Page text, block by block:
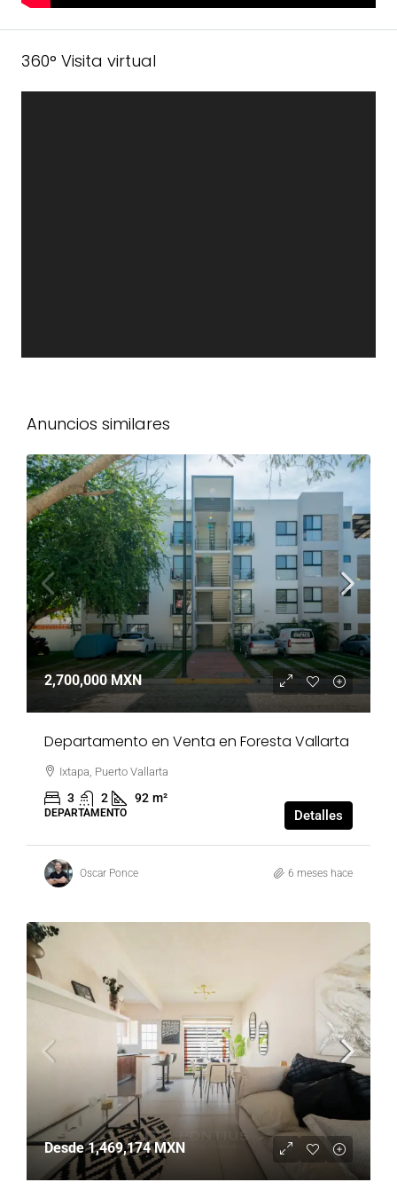
360° Visita virtual
Anuncios similares
2,700,000 MXN
Departamento en Venta en Foresta Vallarta
Ixtapa, Puerto Vallarta
3 2 92 m²
DEPARTAMENTO Detalles
Oscar Ponce 6 meses hace
Desde1,469,174 MXN